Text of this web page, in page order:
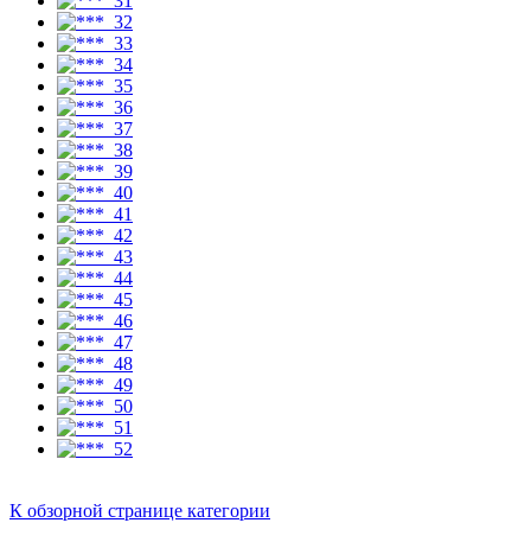
К обзорной странице категории